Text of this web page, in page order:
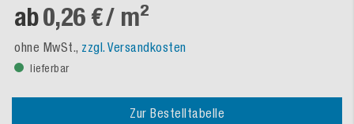
ab0,26 €/ m²
ohne MwSt., zzgl. Versandkosten
lieferbar
Zur Bestelltabelle